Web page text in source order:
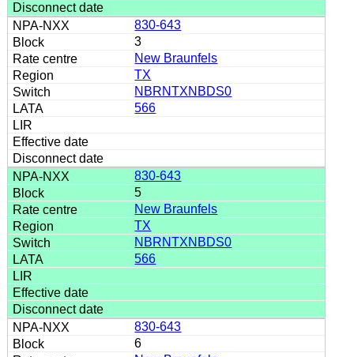
830-643
3
New Braunfels
TX
NBRNTXNBDS0
566
830-643
5
New Braunfels
TX
NBRNTXNBDS0
566
830-643
6